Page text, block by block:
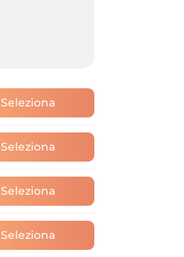
Seleziona
Seleziona
Seleziona
Seleziona